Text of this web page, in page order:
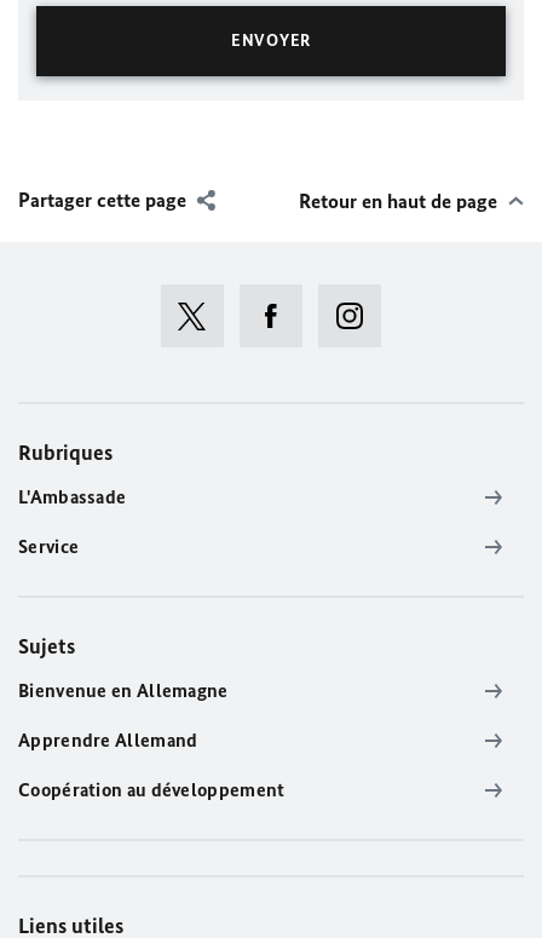
Partager cette page Retour en haut de page
Rubriques
L'Ambassade
Service
Sujets
Bienvenue en Allemagne
Apprendre Allemand
Coopération au développement
Liens utiles